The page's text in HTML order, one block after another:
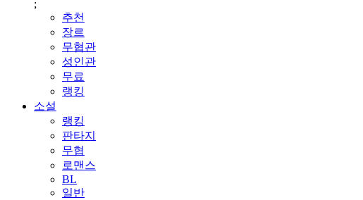
;
추천
장르
무협관
성인관
무료
랭킹
소설
랭킹
판타지
무협
로맨스
BL
일반